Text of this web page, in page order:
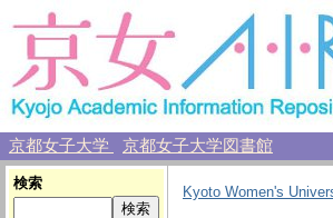
京都女子大学 京都女子大学図書館
検索
Kyoto Women's